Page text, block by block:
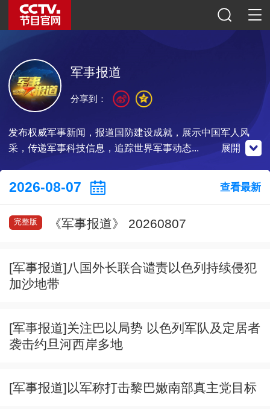
军事报道
发布权威军事新闻，报道国防建设成就，展示中国军人风
采，传递军事科技信息，追踪世界军事动态...
微博
掃一掃關注
微信公眾號
掃一掃關注
央視影音
掃一掃下載
展開
分享到：
2026-08-07 查看最新
完整版 《军事报道》 20260807
[军事报道]八国外长联合谴责以色列持续侵犯
加沙地带
[军事报道]关注巴以局势 以色列军队及定居者
袭击约旦河西岸多地
[军事报道]以军称打击黎巴嫩南部真主党目标